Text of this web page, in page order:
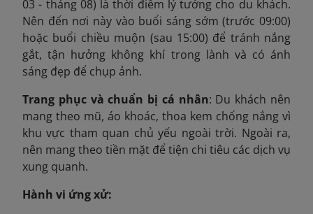
03 - tháng 08) là thời điểm lý tưởng cho du khách.
Nên đến nơi này vào buổi sáng sớm (trước 09:00)
hoặc buổi chiều muộn (sau 15:00) để tránh nắng
gắt, tận hưởng không khí trong lành và có ánh
sáng đẹp để chụp ảnh.
Trang phục và chuẩn bị cá nhân: Du khách nên
mang theo mũ, áo khoác, thoa kem chống nắng vì
khu vực tham quan chủ yếu ngoài trời. Ngoài ra,
nên mang theo tiền mặt để tiện chi tiêu các dịch vụ
xung quanh.
Hành vi ứng xử: